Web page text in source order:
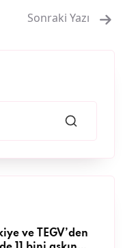
Sonraki Yazı
ve TEGV’den